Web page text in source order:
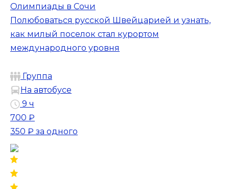
Олимпиады в Сочи
Полюбоваться русской Швейцарией и узнать,
как милый поселок стал курортом
международного уровня
Группа
На автобусе
9 ч
700 ₽
350 ₽ за одного